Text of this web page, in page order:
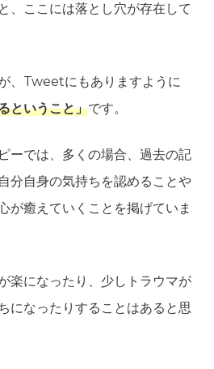
、ここには落とし穴が存在して
、Tweetにもありますように
ということ」です。
ーでは、多くの場合、過去の記
分自身の気持ちを認めることや
が癒えていくことを掲げていま
楽になったり、少しトラウマが
になったりすることはあると思